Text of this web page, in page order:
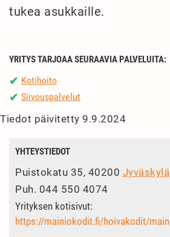
tukea asukkaille.
YRITYS TARJOAA SEURAAVIA PALVELUITA:
✔ Kotihoito
✔ Siivouspalvelut
Tiedot päivitetty 9.9.2024
YHTEYSTIEDOT
Puistokatu 35, 40200 Jyväskylä
Puh. 044 550 4074
Yrityksen kotisivut:
https://mainiokodit.fi/hoivakodit/